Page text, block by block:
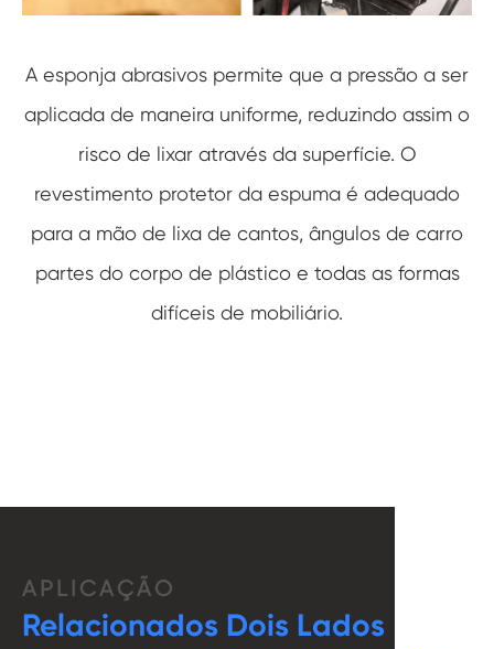
A esponja abrasivos permite que a pressão a ser
aplicada de maneira uniforme, reduzindo assim o
risco de lixar através da superfície. O
revestimento protetor da espuma é adequado
para a mão de lixa de cantos, ângulos de carro
partes do corpo de plástico e todas as formas
difíceis de mobiliário.
APLICAÇÃO
Relacionados Dois Lados